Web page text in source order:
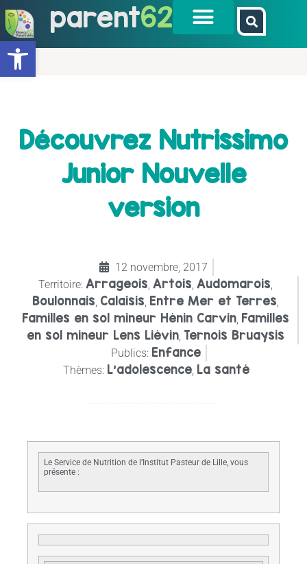
Ouvrir la barre d’outils
parent62
Découvrez Nutrissimo
Junior Nouvelle
version
12 novembre, 2017
Territoire: Arrageois Artois Audomarois
Boulonnais Calaisis Entre Mer et Terres
Familles en sol mineur Hénin Carvin Familles
en sol mineur Lens Liévin Ternois Bruaysis
Publics: Enfance
Thèmes: L’adolescence La santé
Le Service de Nutrition de l’Institut Pasteur de Lille, vous
présente :